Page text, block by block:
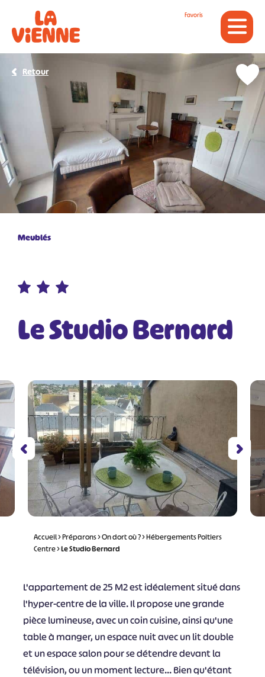
Favoris
Meublés
Le Studio Bernard
Retour
Accueil>Préparons>On dort où ?>Hébergements Poitiers
Centre>Le Studio Bernard
L'appartement de 25 M2 est idéalement situé dans
l'hyper-centre de la ville. Il propose une grande
pièce lumineuse, avec un coin cuisine, ainsi qu'une
table à manger, un espace nuit avec un lit double
et un espace salon pour se détendre devant la
télévision, ou un moment lecture... Bien qu'étant